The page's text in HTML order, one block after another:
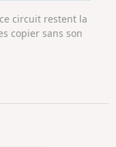
circuit restent la
copier sans son